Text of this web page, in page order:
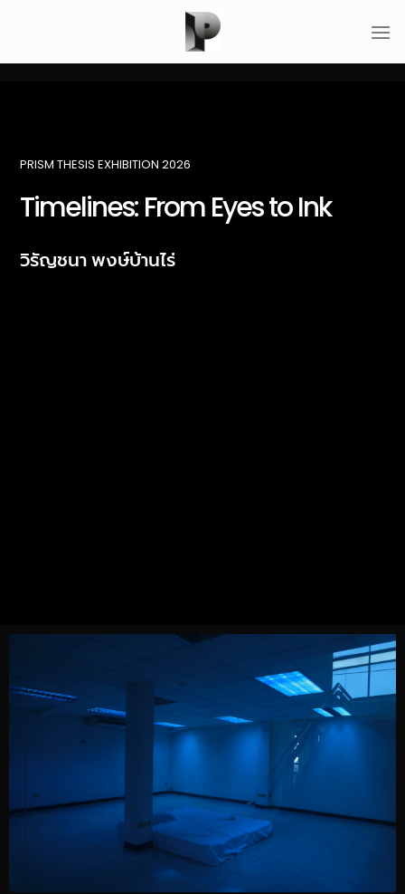
PRISM THESIS EXHIBITION 2026
Timelines: From Eyes to Ink
วิรัญชนา พงษ์บ้านไร่